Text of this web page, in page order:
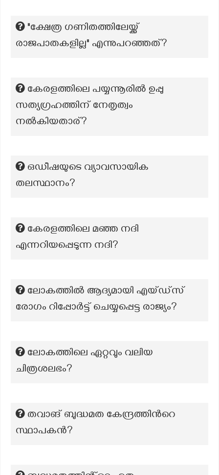
"ക്ഷേത്ര ഗണിതത്തിലേയ്ക്ക്
രാജപാതകളില്ല" എന്നുപറഞ്ഞത്?
കേരളത്തിലെ പയ്യന്നൂരിൽ ഉപ്പു
സത്യഗ്രഹത്തിന് നേതൃത്വം
നൽകിയതാര്?
ഒഡീഷയുടെ വ്യാവസായിക
തലസ്ഥാനം?
കേരളത്തിലെ മഞ്ഞ നദി
എന്നറിയപ്പെടുന്ന നദി?
ലോകത്തിൽ ആദ്യമായി എയ്ഡ്സ്
രോഗം റിപ്പോർട്ട് ചെയ്യപ്പെട്ട രാജ്യം?
ലോകത്തിലെ ഏറ്റവും വലിയ
ചിത്രശലഭം?
തവാങ് ബുദ്ധമത കേന്ദ്രത്തിന്‍റെ
സ്ഥാപകൻ?